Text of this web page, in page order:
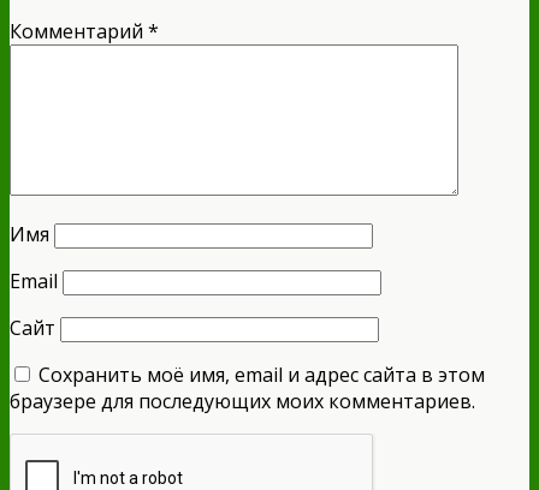
Комментарий *
Имя
Email
Сайт
Сохранить моё имя, email и адрес сайта в этом
браузере для последующих моих комментариев.